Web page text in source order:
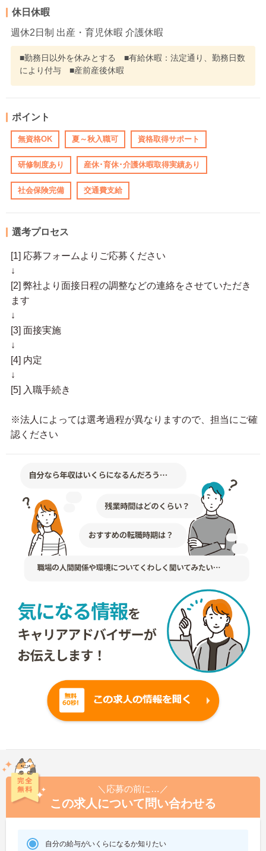
休日休暇
週休2日制 出産・育児休暇 介護休暇
■勤務日以外を休みとする ■有給休暇：法定通り、勤務日数
により付与 ■産前産後休暇
ポイント
無資格OK 夏～秋入職可 資格取得サポート
研修制度あり 産休･育休･介護休暇取得実績あり
社会保険完備 交通費支給
選考プロセス
[1] 応募フォームよりご応募ください
↓
[2] 弊社より面接日程の調整などの連絡をさせていただき
ます
↓
[3] 面接実施
↓
[4] 内定
↓
[5] 入職手続き
※法人によっては選考過程が異なりますので、担当にご確
認ください
＼応募の前に…／
この求人について問い合わせる
自分の給与がいくらになるか知りたい